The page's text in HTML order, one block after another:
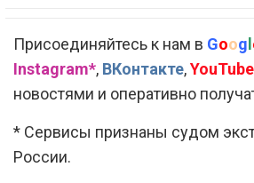
Присоединяйтесь к нам в Googl
Instagram*, ВКонтакте,YouTube
новостями и оперативно
* Сервисы признаны судом
России.